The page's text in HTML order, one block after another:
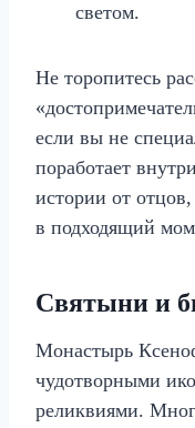
светом.
Не торопитесь
если вы не
поработает
истории от
в подходящий
Святыни и
Монастырь
чудотворными
реликвиями.